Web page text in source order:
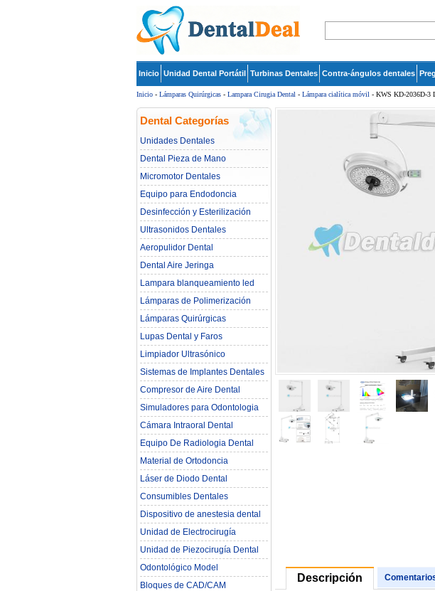
Inicio Unidad Dental Portátil Turbinas Dentales Contra-ángulos dentales
Inicio - Lámparas Quirúrgicas - Lampara Cirugia Dental - Lámpara cialítica móvil - KWS KD-2036D-3
Dental Categorías
Unidades Dentales
Dental Pieza de Mano
Micromotor Dentales
Equipo para Endodoncia
Desinfección y Esterilización
Ultrasonidos Dentales
Aeropulidor Dental
Dental Aire Jeringa
Lampara blanqueamiento led
dental
Lámparas de Polimerización
Lámparas Quirúrgicas
Lupas Dental y Faros
Limpiador Ultrasónico
Sistemas de Implantes Dentales
Compresor de Aire Dental
Simuladores para Odontologia
Cámara Intraoral Dental
Equipo De Radiologia Dental‎
Material de Ortodoncia
Láser de Diodo Dental
Consumibles Dentales
Dispositivo de anestesia dental
Unidad de Electrocirugía
Unidad de Piezocirugía Dental
Odontológico Model
Bloques de CAD/CAM
Descripción